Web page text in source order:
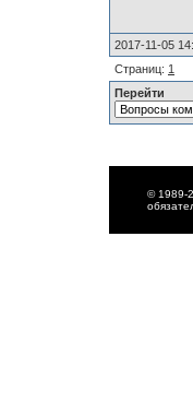
2017-11-05
Страниц: 1
Перейти
© 1989-